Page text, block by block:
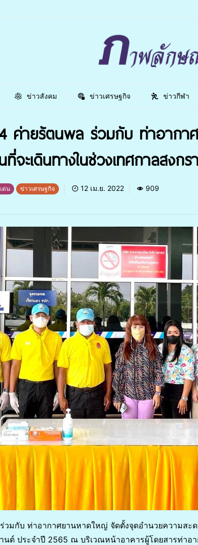
ข่าวสังคม ข่าวเศรษฐกิจ ข่าวกีฬา
ายรัตนพล ร่วมกับ ท่าอากา
ที่จะเดินทางในช่วงเทศกาลสง
ด่น ข่าวเศรษฐกิจ 12 เม.ย. 2022 909
มกับ ท่าอากาศยานหาดใหญ่ จัดตั้งจุดอำนวยความสะด
นต์ ประจำปี 2565 ณ บริเวณหน้าอาคารผู้โดยสารท่าอ